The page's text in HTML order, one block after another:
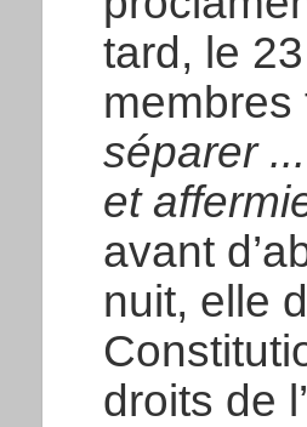
tard, le
séparer
et
avant
nuit, elle
droits de